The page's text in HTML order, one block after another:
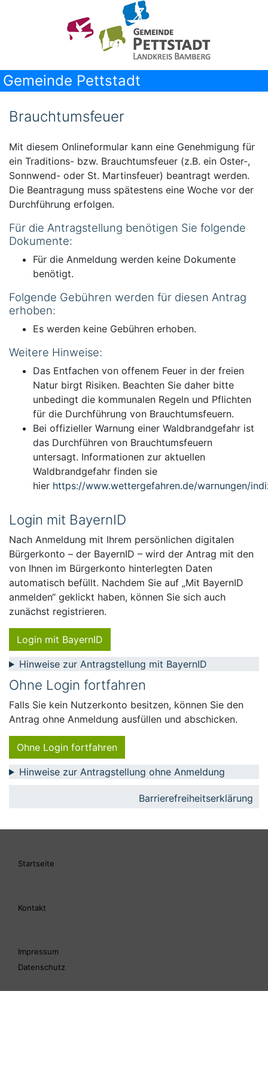
Gemeinde Pettstadt
Brauchtumsfeuer
Mit diesem Onlineformular kann eine Genehmigung für
ein Traditions- bzw. Brauchtumsfeuer (z.B. ein Oster-,
Sonnwend- oder St. Martinsfeuer) beantragt werden.
Die Beantragung muss spätestens eine Woche vor der
Durchführung erfolgen.
Für die Antragstellung benötigen Sie folgende
Dokumente:
Für die Anmeldung werden keine Dokumente
benötigt.
Folgende Gebühren werden für diesen Antrag
erhoben:
Es werden keine Gebühren erhoben.
Weitere Hinweise:
Das Entfachen von offenem Feuer in der freien
Natur birgt Risiken. Beachten Sie daher bitte
unbedingt die kommunalen Regeln und Pflichten
für die Durchführung von Brauchtumsfeuern.
Bei offizieller Warnung einer Waldbrandgefahr ist
das Durchführen von Brauchtumsfeuern
untersagt. Informationen zur aktuellen
Waldbrandgefahr finden sie
hier https://www.wettergefahren.de/warnungen/
Login mit BayernID
Nach Anmeldung mit Ihrem persönlichen digitalen
Bürgerkonto – der BayernID – wird der Antrag mit den
von Ihnen im Bürgerkonto hinterlegten Daten
automatisch befüllt. Nachdem Sie auf „Mit BayernID
anmelden“ geklickt haben, können Sie sich auch
zunächst registrieren.
Login mit BayernID
Hinweise zur Antragstellung mit BayernID
Ohne Login fortfahren
Falls Sie kein Nutzerkonto besitzen, können Sie den
Antrag ohne Anmeldung ausfüllen und abschicken.
Ohne Login fortfahren
Hinweise zur Antragstellung ohne Anmeldung
Barrierefreiheitserklärung
Startseite
Kontakt
Impressum
Datenschutz